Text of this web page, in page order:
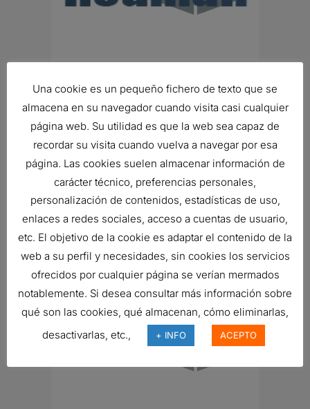
Ref:P164745
CÁRTER SPIRACLE
80,43€
Ref: P607673
Una cookie es un pequeño fichero de texto que se
almacena en su navegador cuando visita casi cualquier
página web. Su utilidad es que la web sea capaz de
recordar su visita cuando vuelva a navegar por esa
página. Las cookies suelen almacenar información de
carácter técnico, preferencias personales,
personalización de contenidos, estadísticas de uso,
enlaces a redes sociales, acceso a cuentas de usuario,
etc. El objetivo de la cookie es adaptar el contenido de la
web a su perfil y necesidades, sin cookies los servicios
ofrecidos por cualquier página se verían mermados
notablemente. Si desea consultar más información sobre
qué son las cookies, qué almacenan, cómo eliminarlas,
desactivarlas, etc.,
+ INFO ACEPTO